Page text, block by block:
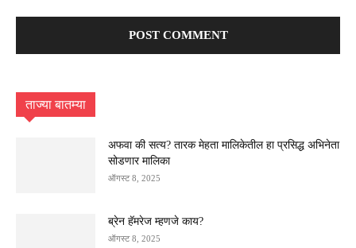
ताज्या बातम्या
अफवा की सत्य? तारक मेहता मालिकेतील हा प्रसिद्ध अभिनेता
सोडणार मालिका
ऑगस्ट 8, 2025
ब्रेन हॅमरेज म्हणजे काय?
ऑगस्ट 8, 2025